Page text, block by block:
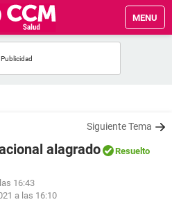
MENU
Siguiente Tema
alagrado Resuelto
16:43
a las 16:10